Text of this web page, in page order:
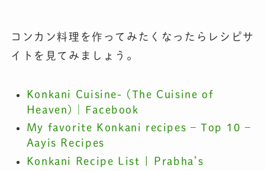
コンカン料理を作ってみたくなったらレシピサ
イトを見てみましょう。
Konkani Cuisine- (The Cuisine of
Heaven)｜Facebook
My favorite Konkani recipes – Top 10 –
Aayis Recipes
Konkani Recipe List | Prabha’s